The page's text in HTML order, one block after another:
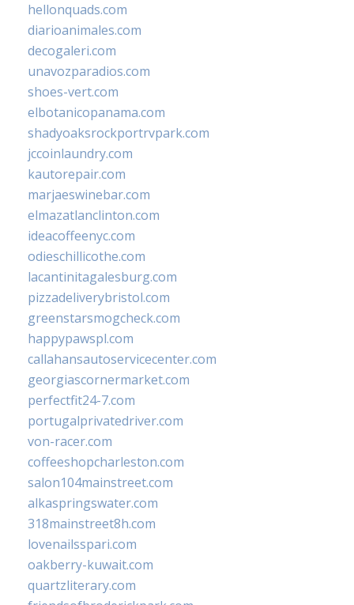
hellonquads.com
diarioanimales.com
decogaleri.com
unavozparadios.com
shoes-vert.com
elbotanicopanama.com
shadyoaksrockportrvpark.com
jccoinlaundry.com
kautorepair.com
marjaeswinebar.com
elmazatlanclinton.com
ideacoffeenyc.com
odieschillicothe.com
lacantinitagalesburg.com
pizzadeliverybristol.com
greenstarsmogcheck.com
happypawspl.com
callahansautoservicecenter.com
georgiascornermarket.com
perfectfit24-7.com
portugalprivatedriver.com
von-racer.com
coffeeshopcharleston.com
salon104mainstreet.com
alkaspringswater.com
318mainstreet8h.com
lovenailsspari.com
oakberry-kuwait.com
quartzliterary.com